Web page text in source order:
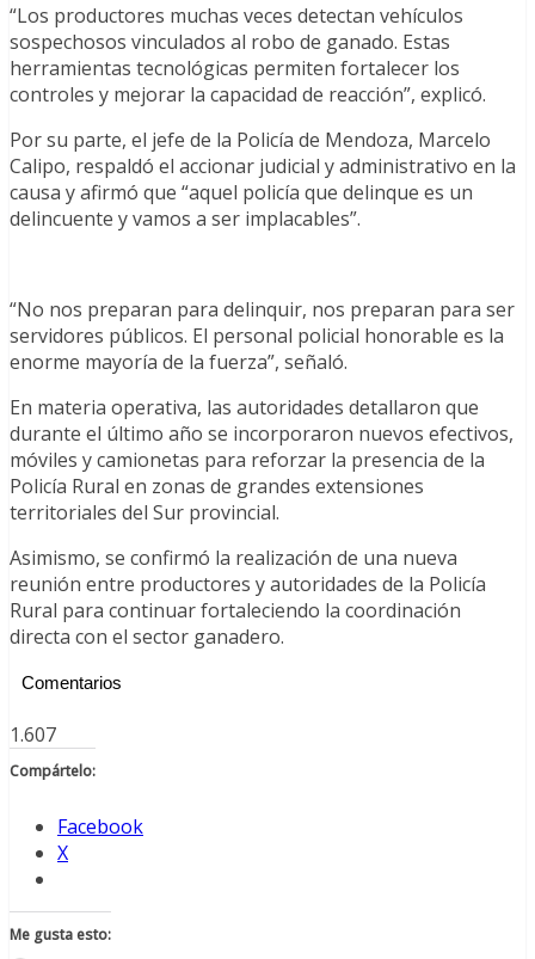
“Los productores muchas veces detectan vehículos
sospechosos vinculados al robo de ganado. Estas
herramientas tecnológicas permiten fortalecer los
controles y mejorar la capacidad de reacción”, explicó.
Por su parte, el jefe de la Policía de Mendoza, Marcelo
Calipo, respaldó el accionar judicial y administrativo en la
causa y afirmó que “aquel policía que delinque es un
delincuente y vamos a ser implacables”.
“No nos preparan para delinquir, nos preparan para ser
servidores públicos. El personal policial honorable es la
enorme mayoría de la fuerza”, señaló.
En materia operativa, las autoridades detallaron que
durante el último año se incorporaron nuevos efectivos,
móviles y camionetas para reforzar la presencia de la
Policía Rural en zonas de grandes extensiones
territoriales del Sur provincial.
Asimismo, se confirmó la realización de una nueva
reunión entre productores y autoridades de la Policía
Rural para continuar fortaleciendo la coordinación
directa con el sector ganadero.
Comentarios
1.607
Compártelo:
Facebook
X
Me gusta esto: